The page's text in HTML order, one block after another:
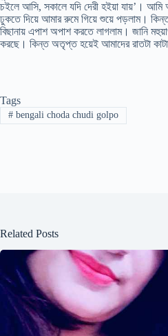
চইলে আসি, সকালে যদি দেরী হইয়া যায়’।
ঢুকতে দিয়ে আমার রুমে গিয়ে শুয়ে পড়লাম।
বিছানায় এপাশ অপাশ করতে লাগলাম। জানি
করছে। কিন্ত অতৃপ্ত হয়েই আমাদের রাতটা
Tags
#bengali choda chudi golpo
Related Posts